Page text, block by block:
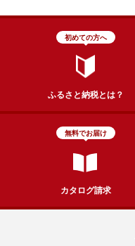
初めての方へ
ふるさと納税とは？
無料でお届け
カタログ請求